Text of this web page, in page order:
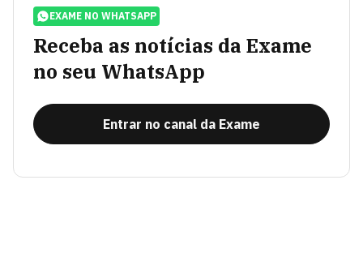
EXAME NO WHATSAPP
Receba as notícias da Exame
no seu WhatsApp
Entrar no canal da Exame